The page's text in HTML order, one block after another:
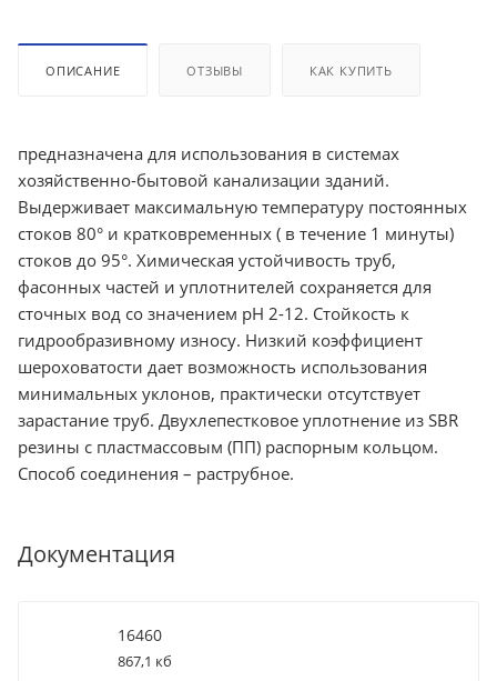
ОПИСАНИЕ ОТЗЫВЫ КАК КУПИТЬ
предназначена для использования в системах
хозяйственно-бытовой канализации зданий.
Выдерживает максимальную температуру постоянных
стоков 80° и кратковременных ( в течение 1 минуты)
стоков до 95°. Химическая устойчивость труб,
фасонных частей и уплотнителей сохраняется для
сточных вод со значением рН 2-12. Стойкость к
гидрообразивному износу. Низкий коэффициент
шероховатости дает возможность использования
минимальных уклонов, практически отсутствует
зарастание труб. Двухлепестковое уплотнение из SBR
резины с пластмассовым (ПП) распорным кольцом.
Способ соединения – раструбное.
Документация
16460
867,1 кб